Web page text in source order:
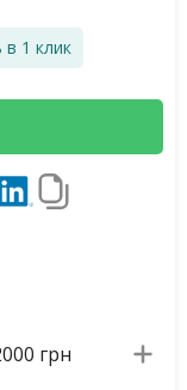
в 1 клик
грн